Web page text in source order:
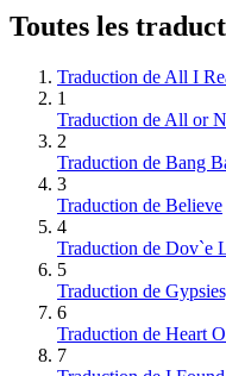
Toutes les
Traduction de All I
1
Traduction de All or
2
Traduction de Bang
3
Traduction de Believe
4
Traduction de Dov`e
5
Traduction de
6
Traduction de Heart
7